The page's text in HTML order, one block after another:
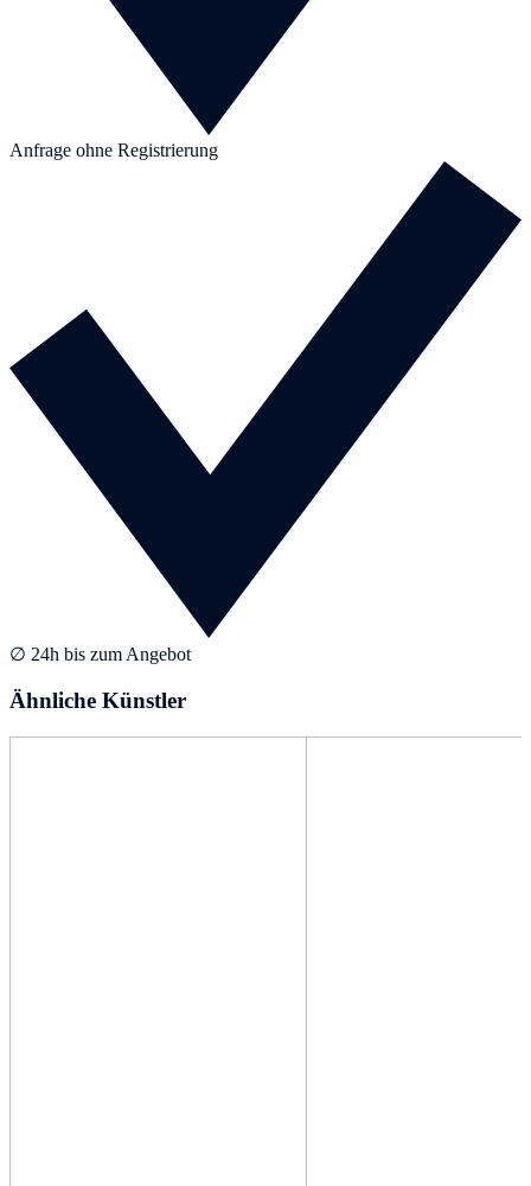
Anfrage ohne Registrierung
∅ 24h bis zum Angebot
Ähnliche Künstler